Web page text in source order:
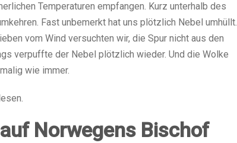
Temperaturen empfangen. Kurz unterhalb des
Fast unbemerkt hat uns plötzlich Nebel umhüllt.
vom Wind versuchten wir, die Spur nicht aus den
verpuffte der Nebel plötzlich wieder. Und die Wolke
wie immer.
Norwegens Bischof